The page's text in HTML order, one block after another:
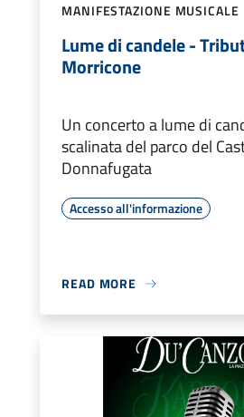
MANIFESTAZIONE MUSICALE
Lume di candele -
Morricone
Un concerto a lume di
scalinata del parco del
Donnafugata
Accesso all'informazione
READ MORE